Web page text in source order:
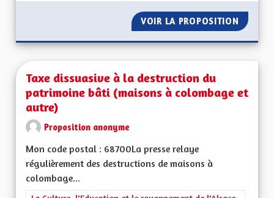
VOIR LA PROPOSITION
Taxe dissuasive à la destruction du
patrimoine bâti (maisons à colombage et
autre)
Proposition anonyme
Mon code postal : 68700La presse relaye
régulièrement des destructions de maisons à
colombage...